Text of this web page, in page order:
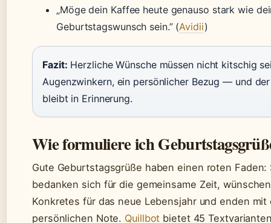
„Möge dein Kaffee heute genauso stark wie
Geburtstagswunsch sein.” (Avidii)
Fazit: Herzliche Wünsche müssen nicht kitschig
Augenzwinkern, ein persönlicher Bezug — und
bleibt in Erinnerung.
Wie formuliere ich
Gute Geburtstagsgrüße haben einen roten Faden:
bedanken sich für die gemeinsame Zeit,
Konkretes für das neue Lebensjahr und enden mit
persönlichen Note. Quillbot bietet 45